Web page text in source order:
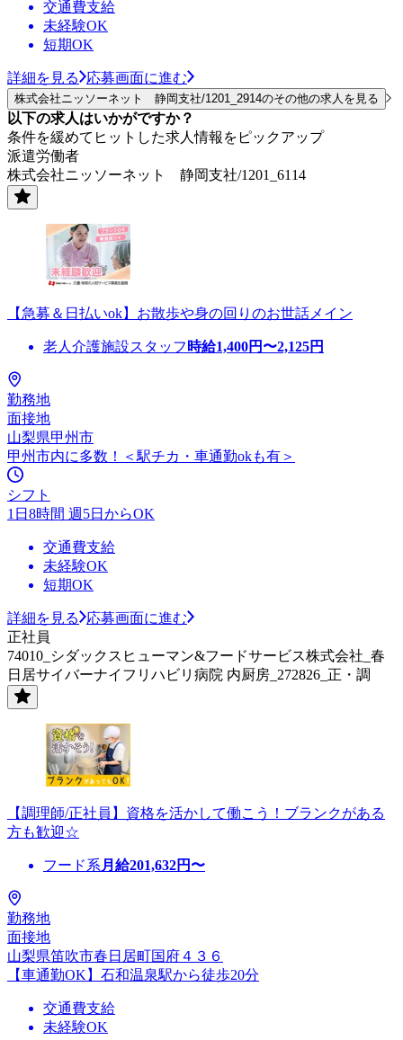
交通費支給
未経験OK
短期OK
詳細を見る 応募画面に進む
株式会社ニッソーネット 静岡支社/1201_2914のその他の求人を見る
以下の求人はいかがですか？
条件を緩めてヒットした求人情報をピックアップ
派遣労働者
株式会社ニッソーネット 静岡支社/1201_6114
【急募＆日払いok】お散歩や身の回りのお世話メイン
老人介護施設スタッフ 時給1,400円〜2,125円
勤務地
面接地
山梨県甲州市
甲州市内に多数！＜駅チカ・車通勤okも有＞
シフト
1日8時間 週5日からOK
交通費支給
未経験OK
短期OK
詳細を見る
応募画面に進む
正社員
74010_シダックスヒューマン&フードサービス株式会社_春
日居サイバーナイフリハビリ病院 内厨房_272826_正・調
【調理師/正社員】資格を活かして働こう！ブランクがある
方も歓迎☆
フード系 月給201,632円〜
勤務地
面接地
山梨県笛吹市春日居町国府４３６
【車通勤OK】石和温泉駅から徒歩20分
交通費支給
未経験OK